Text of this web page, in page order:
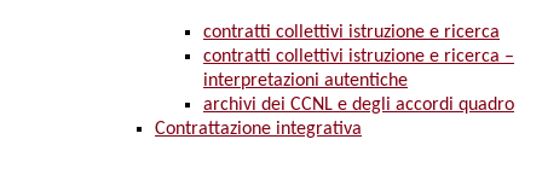
contratti collettivi istruzione e ricerca
contratti collettivi istruzione e ricerca –
interpretazioni autentiche
archivi dei CCNL e degli accordi quadro
Contrattazione integrativa